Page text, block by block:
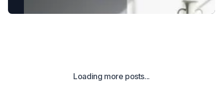
Loading more posts...